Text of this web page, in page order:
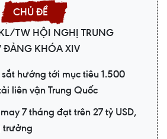
TW HỘI NGHỊ TRUNG
ĐẢNG KHÓA XIV
hướng tới mục tiêu 1.500
liên vận Trung Quốc
7 tháng đạt trên 27 tỷ USD,
trưởng